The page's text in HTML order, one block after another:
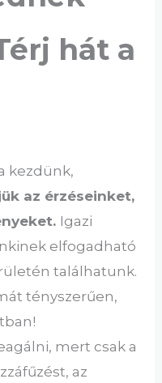
hát a
kezdünk,
az érzéseinket,
Igazi
elfogadható
találhatunk.
tényszerűen,
mert csak a
az